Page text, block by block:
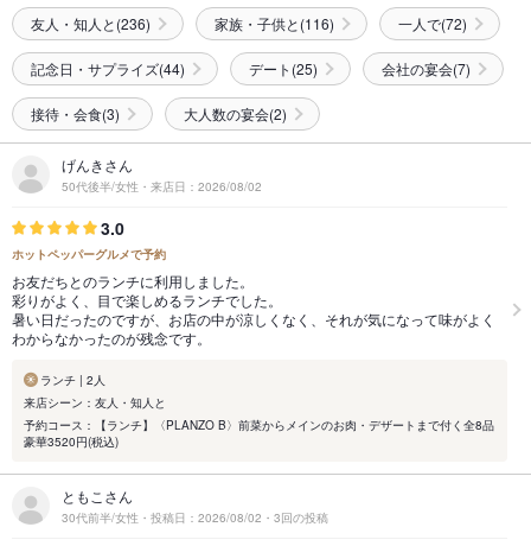
友人・知人と(236) 家族・子供と(116) 一人で(72)
記念日・サプライズ(44) デート(25) 会社の宴会(7)
接待・会食(3) 大人数の宴会(2)
げんきさん
50代後半/女性・来店日：2026/08/02
3.0
ホットペッパーグルメで予約
お友だちとのランチに利用しました。
彩りがよく、目で楽しめるランチでした。
暑い日だったのですが、お店の中が涼しくなく、それが気になって味がよく
わからなかったのが残念です。
ランチ | 2人
来店シーン：友人・知人と
予約コース：【ランチ】〈PLANZO B〉前菜からメインのお肉・デザートまで付く全8品
豪華3520円(税込)
ともこさん
30代前半/女性・投稿日：2026/08/02・3回の投稿